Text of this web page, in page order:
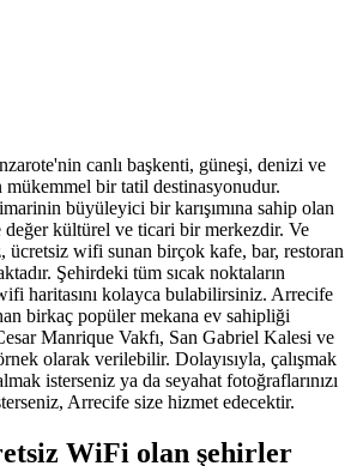
canlı başkenti, güneşi, denizi ve
mükemmel bir tatil destinasyonudur.
büyüleyici bir karışımına sahip olan
kültürel ve ticari bir merkezdir. Ve
ücretsiz wifi sunan birçok kafe, bar, restoran
Şehirdeki tüm sıcak noktaların
haritasını kolayca bulabilirsiniz. Arrecife
birkaç popüler mekana ev sahipliği
Manrique Vakfı, San Gabriel Kalesi ve
olarak verilebilir. Dolayısıyla, çalışmak
isterseniz ya da seyahat fotoğraflarınızı
Arrecife size hizmet edecektir.
WiFi olan şehirler